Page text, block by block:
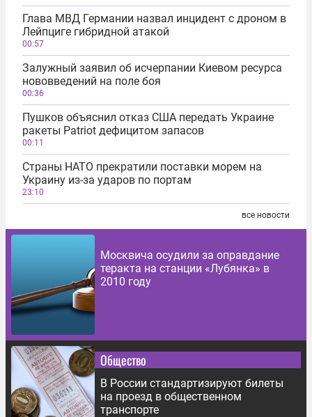
Глава МВД Германии назвал инцидент с дроном в
Лейпциге гибридной атакой
00:57
Залужный заявил об исчерпании Киевом ресурса
нововведений на поле боя
00:36
Пушков объяснил отказ США передать Украине
ракеты Patriot дефицитом запасов
00:11
Страны НАТО прекратили поставки морем на
Украину из-за ударов по портам
23:10
все новости
Москвича осудили за оправдание
теракта на станции «Лубянка» в
2010 году
Общество
В России стандартизируют билеты
на проезд в общественном
транспорте